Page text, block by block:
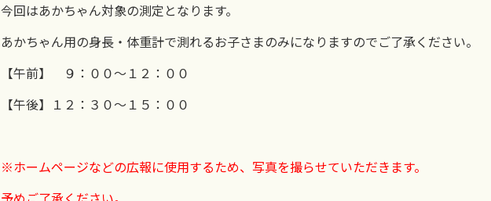
今回はあかちゃん対象の測定となります。
あかちゃん用の身長・体重計で測れるお子さまのみになりますのでご了承ください。
【午前】 ９：００～１２：００
【午後】１２：３０～１５：００
※ホームページなどの広報に使用するため、写真を撮らせていただきます。